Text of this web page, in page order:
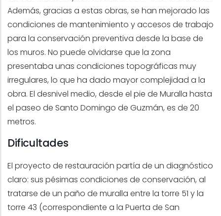
Además, gracias a estas obras, se han mejorado las
condiciones de mantenimiento y accesos de trabajo
para la conservación preventiva desde la base de
los muros. No puede olvidarse que la zona
presentaba unas condiciones topográficas muy
irregulares, lo que ha dado mayor complejidad a la
obra. El desnivel medio, desde el pie de Muralla hasta
el paseo de Santo Domingo de Guzmán, es de 20
metros.
Dificultades
El proyecto de restauración partía de un diagnóstico
claro: sus pésimas condiciones de conservación, al
tratarse de un paño de muralla entre la torre 51 y la
torre 43 (correspondiente a la Puerta de San